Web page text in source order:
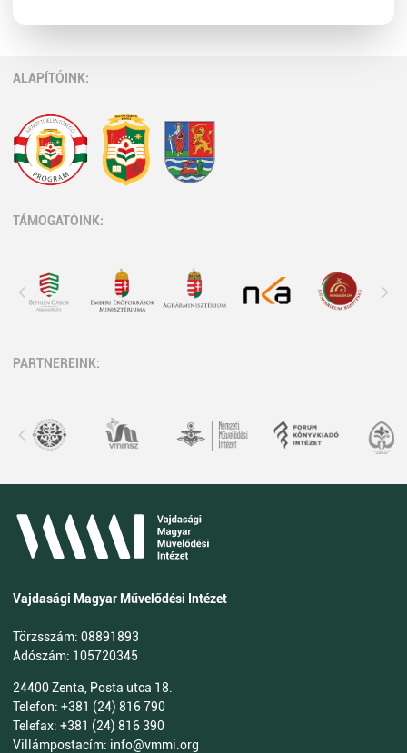
ALAPÍTÓINK:
TÁMOGATÓINK:
PARTNEREINK:
Vajdasági Magyar Művelődési Intézet
Törzsszám: 08891893
Adószám: 105720345
24400 Zenta, Posta utca 18.
Telefon: +381 (24) 816 790
Telefax: +381 (24) 816 390
Villámpostacím: info@vmmi.org